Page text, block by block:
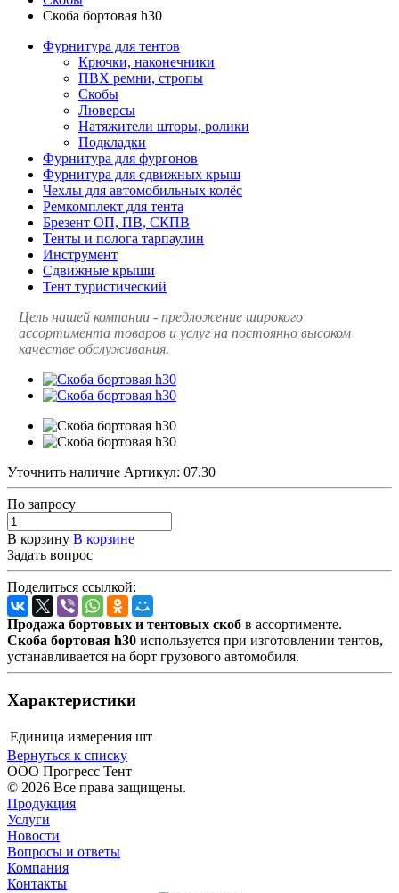
Скоба бортовая h30
Фурнитура для тентов
Крючки, наконечники
ПВХ ремни, стропы
Скобы
Люверсы
Натяжители шторы, ролики
Подкладки
Фурнитура для фургонов
Фурнитура для сдвижных крыш
Чехлы для автомобильных колёс
Ремкомплект для тента
Брезент ОП, ПВ, СКПВ
Тенты и полога тарпаулин
Инструмент
Сдвижные крыши
Тент туристический
Цель нашей компании - предложение широкого
ассортимента товаров и услуг на постоянно высоком
качестве обслуживания.
Уточнить наличие Артикул: 07.30
По запросу
В корзину В корзине
Задать вопрос
Поделиться ссылкой:
Продажа бортовых и тентовых скоб в ассортименте.
Скоба бортовая h30 используется при изготовлении тентов,
устанавливается на борт грузового автомобиля.
Характеристики
Единица измерения шт
Вернуться к списку
ООО Прогресс Тент
© 2026 Все права защищены.
Продукция
Услуги
Новости
Вопросы и ответы
Компания
Контакты